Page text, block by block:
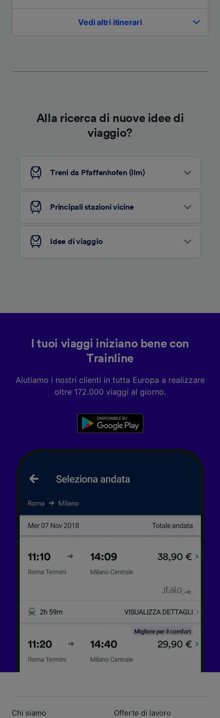
Vedi altri itinerari
Alla ricerca di nuove idee di
viaggio?
Treni da Pfaffenhofen (Ilm)
Principali stazioni vicine
Idee di viaggio
I tuoi viaggi iniziano bene con
Trainline
Aiutiamo i nostri clienti in tutta Europa a realizzare
oltre 172.000 viaggi al giorno.
Chi siamo Offerte di lavoro
Noi e i nostri partner trattiamo i dati per
Utilizzare dati di geolocalizzazione precisi.
Scansione attiva delle caratteristiche del
personalizzati, misurazione delle prestazioni
Elenco dei partner (fornitori)